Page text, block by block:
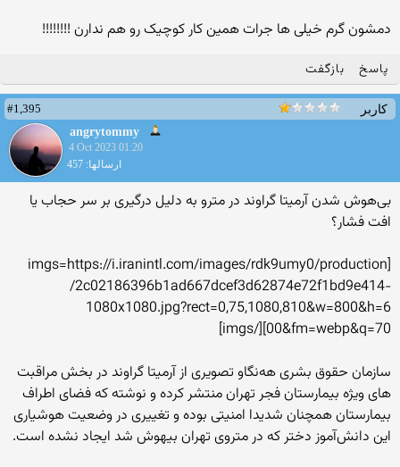
دمشون گرم خیلی ها جرات همین کار کوچیک رو هم ندارن !!!!!!!!
پاسخ بازگفت
کاربر
#1,395
angrytommy
4 Oct 2023 01:20
ارسالها: 457
بی‌هوش شدن آرمیتا گراوند در مترو به دلیل درگیری بر سر حجاب یا
افت فشار؟
[imgs=https://i.iranintl.co
m/images/rdk9umy0/production
/2c02186396b1ad667dcef3d62874e72f1bd9e414-
1080x1080.jpg?rect=0,75,1080,810&w=800&h=6
00&fm=webp&q=70][/imgs]
سازمان حقوق بشری هه‌نگاو تصویری از آرمیتا گراوند در بخش مراقبت
های ویژه بیمارستان فجر تهران منتشر کرده و نوشته که فضای اطراف
بیمارستان همچنان شدیدا امنیتی بوده و تغییری در وضعیت هوشیاری
این دانش‌آموز دختر که در متروی تهران بیهوش شد ایجاد نشده است.